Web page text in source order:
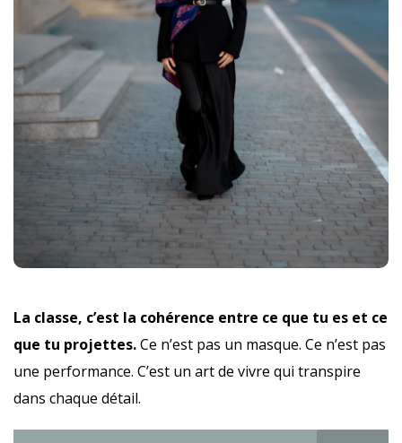
La classe, c’est la cohérence entre ce que tu es et ce
que tu projettes.Ce n’est pas un masque. Ce n’est pas
une performance. C’est un art de vivre qui transpire
dans chaque détail.